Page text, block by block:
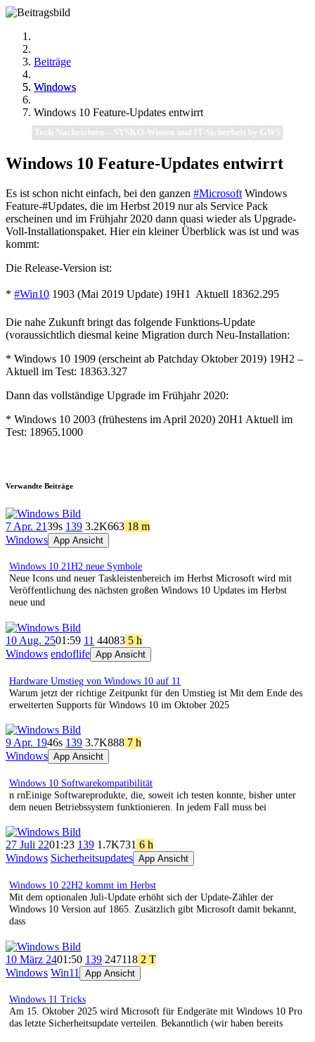
Beiträge
Windows
Windows 10 Feature-Updates entwirrt
Tech-Nachrichten – SYSKO-Wissen und IT-Sicherheit by GWS
Windows 10 Feature-Updates entwirrt
Es ist schon nicht einfach, bei den ganzen #Microsoft Windows
Feature-#Updates, die im Herbst 2019 nur als Service Pack
erscheinen und im Frühjahr 2020 dann quasi wieder als Upgrade-
Voll-Installationspaket. Hier ein kleiner Überblick was ist und was
kommt:
Die Release-Version ist:
* #Win10 1903 (Mai 2019 Update) 19H1  Aktuell 18362.295
Die nahe Zukunft bringt das folgende Funktions-Update
(voraussichtlich diesmal keine Migration durch Neu-Installation:
* Windows 10 1909 (erscheint ab Patchday Oktober 2019) 19H2 –
Aktuell im Test: 18363.327
Dann das vollständige Upgrade im Frühjahr 2020:
* Windows 10 2003 (frühestens im April 2020) 20H1 Aktuell im
Test: 18965.1000
Verwandte Beiträge
7 Apr. 2139s 139 3.2K663 18 m
Windows App Ansicht
Windows 10 21H2 neue Symbole
Neue Icons und neuer Taskleistenbereich im Herbst Microsoft wird mit
Veröffentlichung des nächsten großen Windows 10 Updates im Herbst
neue und
10 Aug. 2501:59 11 44083 5 h
Windows endoflife App Ansicht
Hardware Umstieg von Windows 10 auf 11
Warum jetzt der richtige Zeitpunkt für den Umstieg ist Mit dem Ende des
erweiterten Supports für Windows 10 im Oktober 2025
9 Apr. 1946s 139 3.7K888 7 h
Windows App Ansicht
Windows 10 Softwarekompatibilität
n rnEinige Softwareprodukte, die, soweit ich testen konnte, bisher unter
dem neuen Betriebssystem funktionieren. In jedem Fall muss bei
27 Juli 2201:23 139 1.7K731 6 h
Windows Sicherheitsupdates App Ansicht
Windows 10 22H2 kommt im Herbst
Mit dem optionalen Juli-Update erhöht sich der Update-Zähler der
Windows 10 Version auf 1865. Zusätzlich gibt Microsoft damit bekannt,
dass
10 März 2401:50 139 247118 2 T
Windows Win11 App Ansicht
Windows 11 Tricks
Am 15. Oktober 2025 wird Microsoft für Endgeräte mit Windows 10 Pro
das letzte Sicherheitsupdate verteilen. Bekanntlich (wir haben bereits